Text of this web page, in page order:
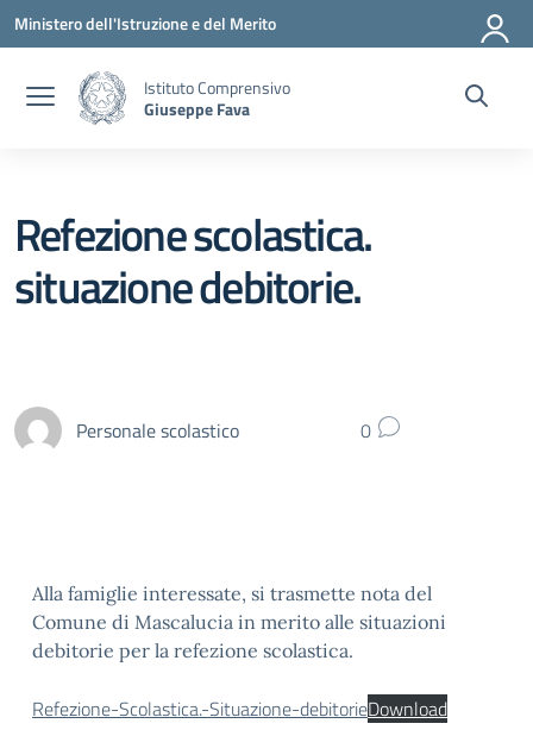
Vai ai contenuti
Vai al menu di navigazione
Vai al footer
Ministero dell'Istruzione e del Merito
Istituto Comprensivo
Giuseppe Fava
Refezione scolastica.
situazione debitorie.
Personale scolastico 0
Alla famiglie interessate, si trasmette nota del
Comune di Mascalucia in merito alle situazioni
debitorie per la refezione scolastica.
Refezione-Scolastica.-Situazione-debitorieDownload